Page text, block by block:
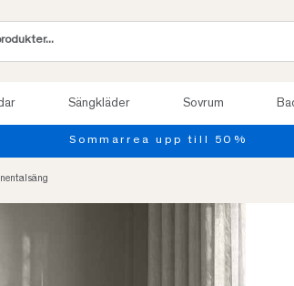
Sängkläder Sovrum
Provsov upp till 100 nätter. Läs